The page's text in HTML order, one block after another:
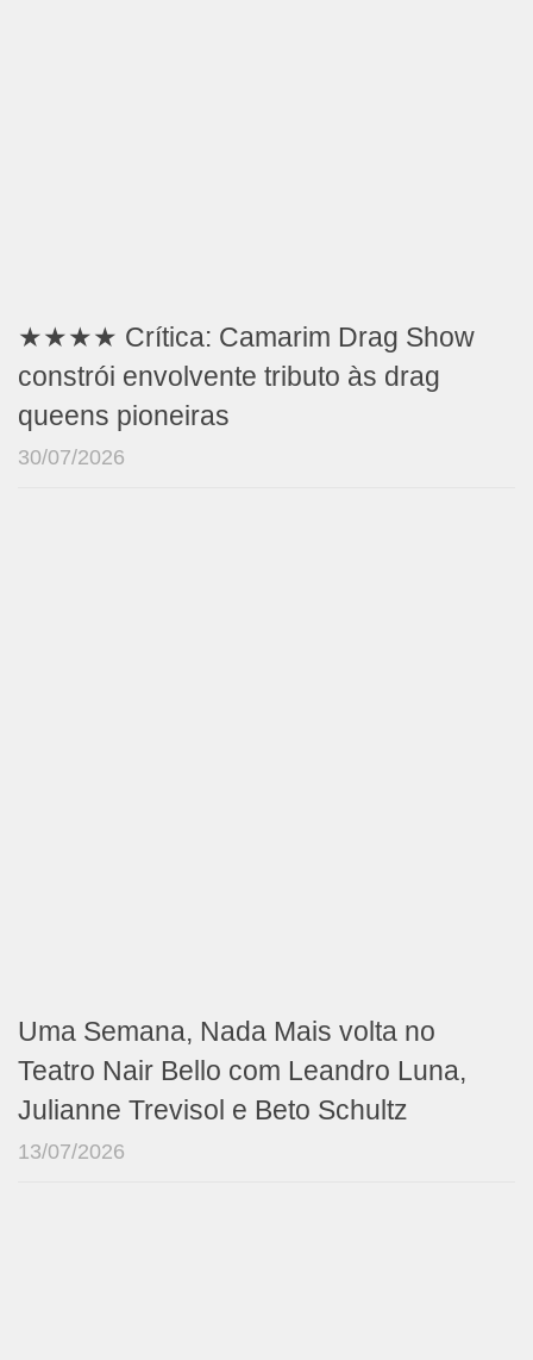
★★★★ Crítica: Camarim Drag Show
constrói envolvente tributo às drag
queens pioneiras
30/07/2026
Uma Semana, Nada Mais volta no
Teatro Nair Bello com Leandro Luna,
Julianne Trevisol e Beto Schultz
13/07/2026